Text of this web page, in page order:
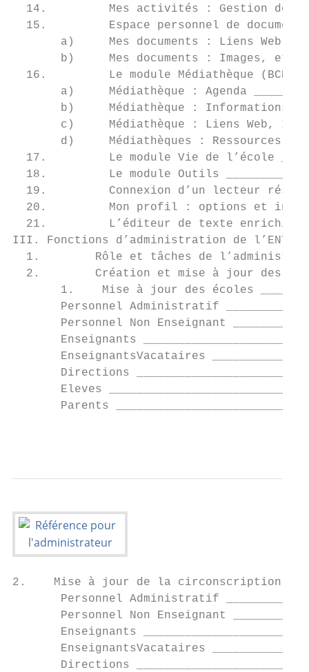
14.         Mes activités : Gestion des
15.         Espace personnel de
a)     Mes documents : Liens Web
b)     Mes documents : Images, et
16.         Le module Médiathèque (BCD)
a)     Médiathèque : Agenda
b)     Médiathèque : Informations
c)     Médiathèque : Liens Web,
d)     Médiathèques : Ressources
17.         Le module Vie de l’école
18.         Le module Outils
19.         Connexion d’un lecteur
20.         Mon profil : options et
21.         L’éditeur de texte enrichi
III. Fonctions d’administration de l’ENT
1.        Rôle et tâches de
2.        Création et mise à jour des
1.    Mise à jour des écoles
Personnel Administratif
Personnel Non Enseignant
Enseignants
EnseignantsVacataires
Directions
Eleves
Parents
2.    Mise à jour de la circonscription
Personnel Administratif
Personnel Non Enseignant
Enseignants
EnseignantsVacataires
Directions